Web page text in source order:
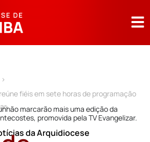
>
fiéis em sete horas de programação
marcarão mais uma edição da
promovida pela TV Evangelizar.
da Arquidiocese